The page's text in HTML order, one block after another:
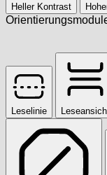
Heller Kontrast
Leselinie